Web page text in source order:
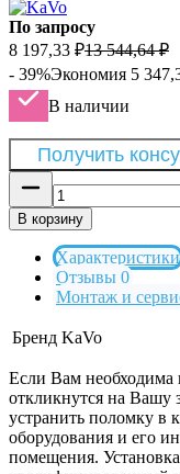
По запросу
8 197,33 ₽13 544,64 ₽
- 39%Экономия 5
В наличии
Получить
В корзину
Характеристики
Отзывы 0
Монтаж и
Бренд KaVo
Если Вам
откликнутся на Вашу
устранить поломку в
оборудования и его
помещения.